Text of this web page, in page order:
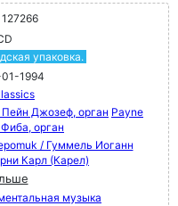
упаковка.
1994
Пейн Джозеф, орган Payne
орган
/ Гуммель Иоганн
Карл (Карел)
музыка